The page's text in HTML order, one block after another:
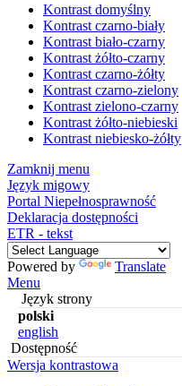
Kontrast domyślny
Kontrast czarno-biały
Kontrast biało-czarny
Kontrast żółto-czarny
Kontrast czarno-żółty
Kontrast czarno-zielony
Kontrast zielono-czarny
Kontrast żółto-niebieski
Kontrast niebiesko-żółty
Zamknij menu
Język migowy
Portal Niepełnosprawność
Deklaracja dostępności
ETR - tekst
Powered by
Translate
Menu
Język strony
polski
english
Dostępność
Wersja kontrastowa